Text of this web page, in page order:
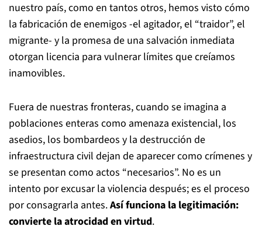
nuestro país, como en tantos otros, hemos visto cómo
la fabricación de enemigos -el agitador, el “traidor”, el
migrante- y la promesa de una salvación inmediata
otorgan licencia para vulnerar límites que creíamos
inamovibles.
Fuera de nuestras fronteras, cuando se imagina a
poblaciones enteras como amenaza existencial, los
asedios, los bombardeos y la destrucción de
infraestructura civil dejan de aparecer como crímenes y
se presentan como actos “necesarios”. No es un
intento por excusar la violencia después; es el proceso
por consagrarla antes.Así funciona la legitimación:
convierte la atrocidad en virtud.